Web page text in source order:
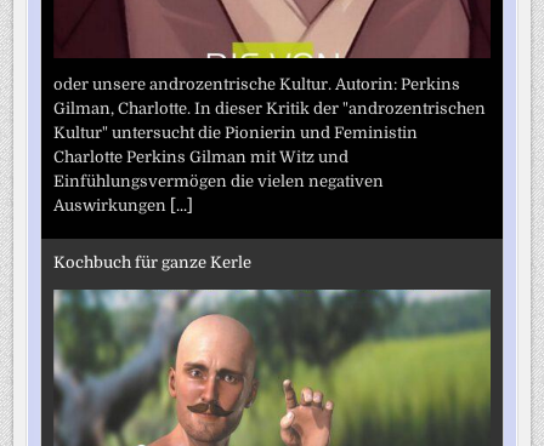
oder unsere androzentrische Kultur. Autorin: Perkins
Gilman, Charlotte. In dieser Kritik der "androzentrischen
Kultur" untersucht die Pionierin und Feministin
Charlotte Perkins Gilman mit Witz und
Einfühlungsvermögen die vielen negativen
Auswirkungen [...]
Kochbuch für ganze Kerle